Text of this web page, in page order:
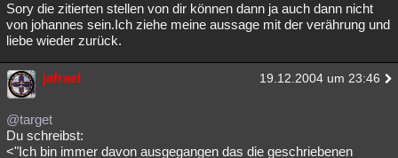
Übersichten
Besucht Teilgenommen
Lesenswert
Sory die zitierten stellen von dir können dann ja auch dann nicht
von johannes sein.Ich ziehe meine aussage mit der verährung und
liebe wieder zurück.
jafrael 19.12.2004 um 23:46
@target
Du schreibst:
<"Ich bin immer davon ausgegangen das die geschriebenen